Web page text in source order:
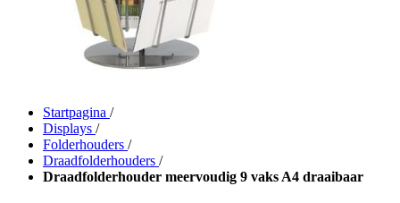
Startpagina /
Displays /
Folderhouders /
Draadfolderhouders /
Draadfolderhouder meervoudig 9 vaks A4 draaibaar